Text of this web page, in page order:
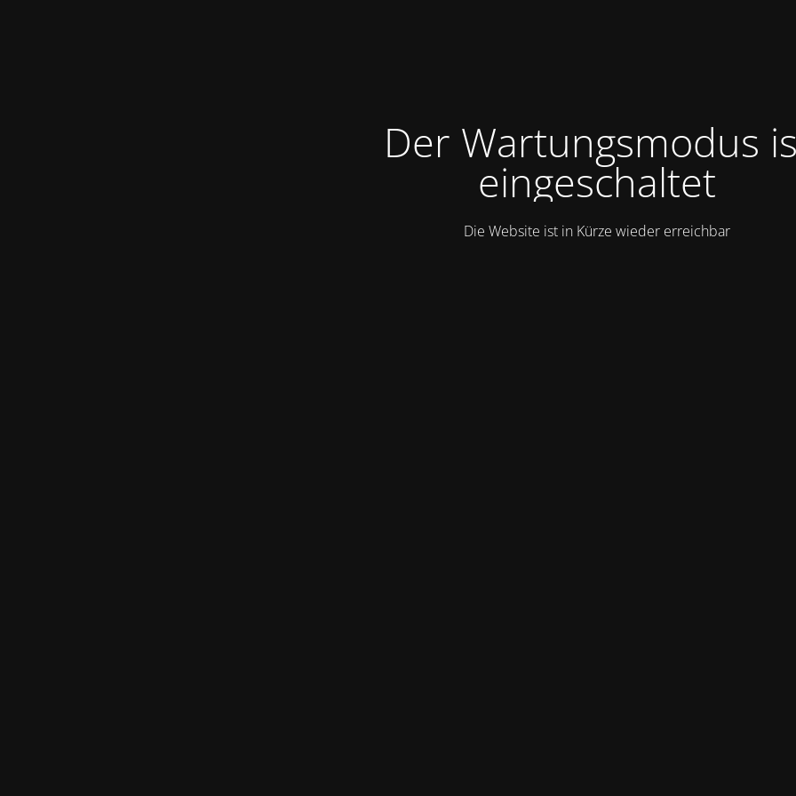
Der Wartungsmodus
eingeschaltet
Die Website ist in Kürze wieder erreichbar